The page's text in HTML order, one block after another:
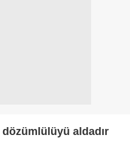
aldadır